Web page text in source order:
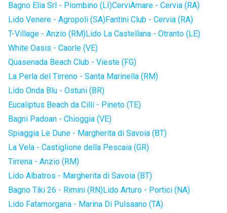
Bagno Elia Srl - Piombino (LI)CerviAmare - Cervia (RA)
Lido Venere - Agropoli (SA)Fantini Club - Cervia (RA)
T-Village - Anzio (RM)Lido La Castellana - Otranto (LE)
White Oasis - Caorle (VE)
Quasenada Beach Club - Vieste (FG)
La Perla del Tirreno - Santa Marinella (RM)
Lido Onda Blu - Ostuni (BR)
Eucaliptus Beach da Cilli - Pineto (TE)
Bagni Padoan - Chioggia (VE)
Spiaggia Le Dune - Margherita di Savoia (BT)
La Vela - Castiglione della Pescaia (GR)
Tirrena - Anzio (RM)
Lido Albatros - Margherita di Savoia (BT)
Bagno Tiki 26 - Rimini (RN)Lido Arturo - Portici (NA)
Lido Fatamorgana - Marina Di Pulsaano (TA)